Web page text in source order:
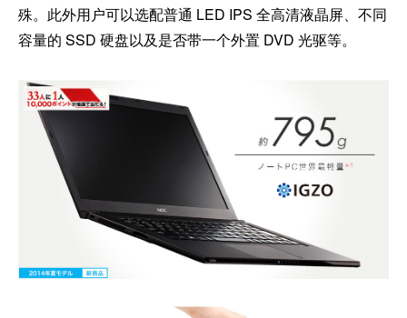
殊。此外用户可以选配普通 LED IPS 全高清液晶屏、不同
容量的 SSD 硬盘以及是否带一个外置 DVD 光驱等。